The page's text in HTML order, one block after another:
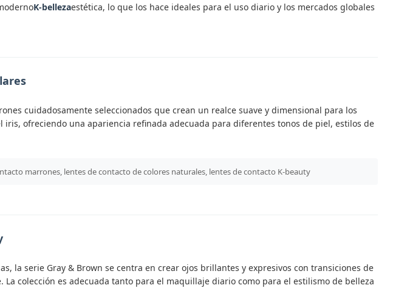
K-bellezaestética, lo que los hace ideales para el uso diario y los mercados globales
cuidadosamente seleccionados que crean un realce suave y dimensional para los
iris, ofreciendo una apariencia refinada adecuada para diferentes tonos de piel, estilos de
marrones, lentes de contacto de colores naturales, lentes de contacto K-beauty
la serie Gray & Brown se centra en crear ojos brillantes y expresivos con transiciones de
colección es adecuada tanto para el maquillaje diario como para el estilismo de belleza